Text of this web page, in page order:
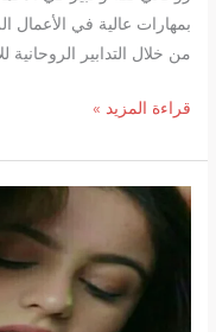
بمهارات عالية في الأعمال
من خلال التدابير الروحانية
رقم
روحاني
ثقة
الروحانية
قراءة المزيد »